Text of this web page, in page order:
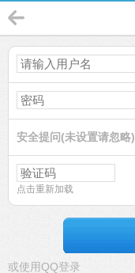
安全提问(未设置请忽略)
点击重新加载
或使用QQ登录